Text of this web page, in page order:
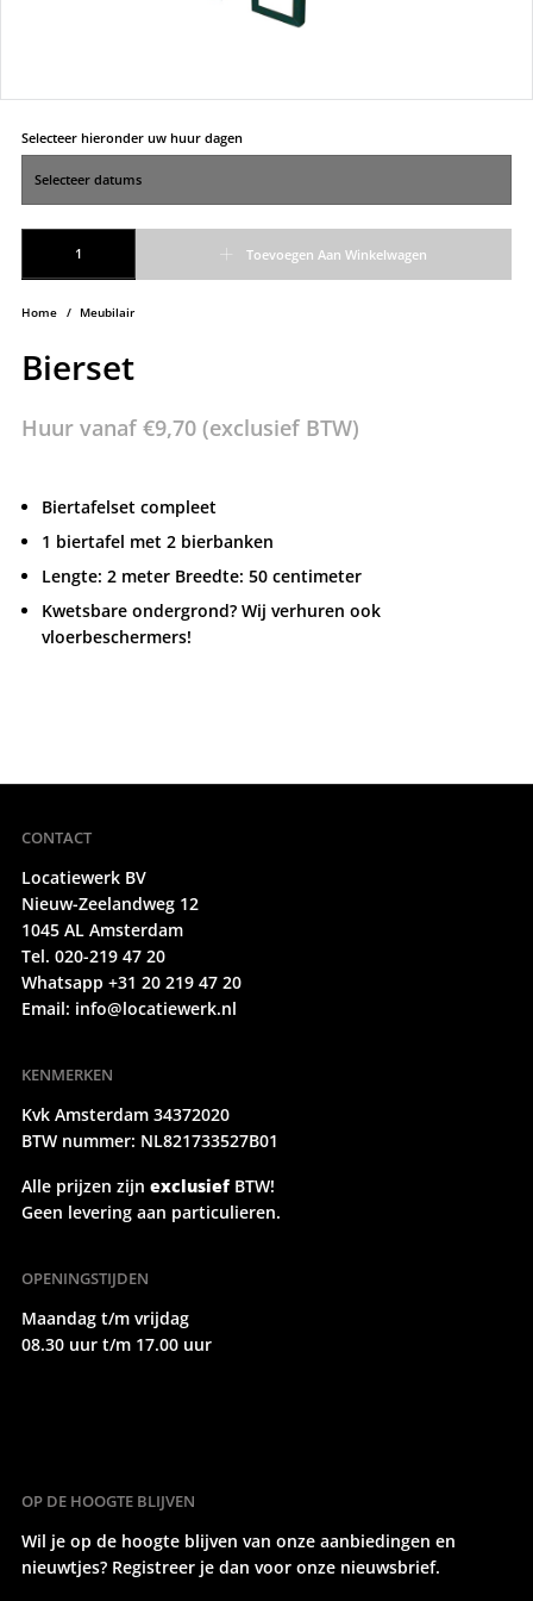
Home / Meubilair
Bierset
Huur vanaf €9,70(exclusief BTW)
Biertafelset compleet
1 biertafel met 2 bierbanken
Lengte: 2 meter Breedte: 50 centimeter
Kwetsbare ondergrond? Wij verhuren ook
vloerbeschermers!
Selecteer hieronder uw huur dagen
Toevoegen Aan Winkelwagen
CONTACT
Locatiewerk BV
Nieuw-Zeelandweg 12
1045 AL Amsterdam
Tel. 020-219 47 20
Whatsapp +31 20 219 47 20
Email: info@locatiewerk.nl
KENMERKEN
Kvk Amsterdam 34372020
BTW nummer: NL821733527B01
Alle prijzen zijn exclusiefBTW!
Geen levering aan particulieren.
OPENINGSTIJDEN
Maandag t/m vrijdag
08.30 uur t/m 17.00 uur
OP DE HOOGTE BLIJVEN
Wil je op de hoogte blijven van onze aanbiedingen en
nieuwtjes? Registreer je dan voor onze nieuwsbrief.